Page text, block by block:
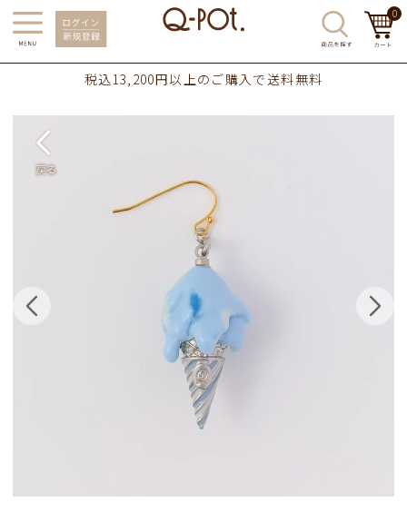
0
税込13,200円以上のご購入で送料無料